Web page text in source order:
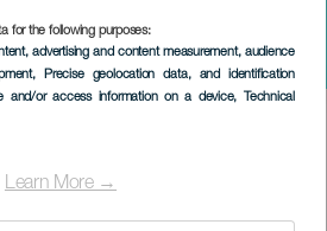
for the following purposes:
advertising and content measurement, audience
, Precise geolocation data, and identification
and/or access information on a device, Technical
Learn More →